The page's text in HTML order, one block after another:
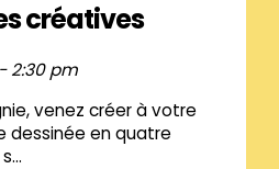
créatives
-2:30 pm
venez créer à votre
dessinée en quatre